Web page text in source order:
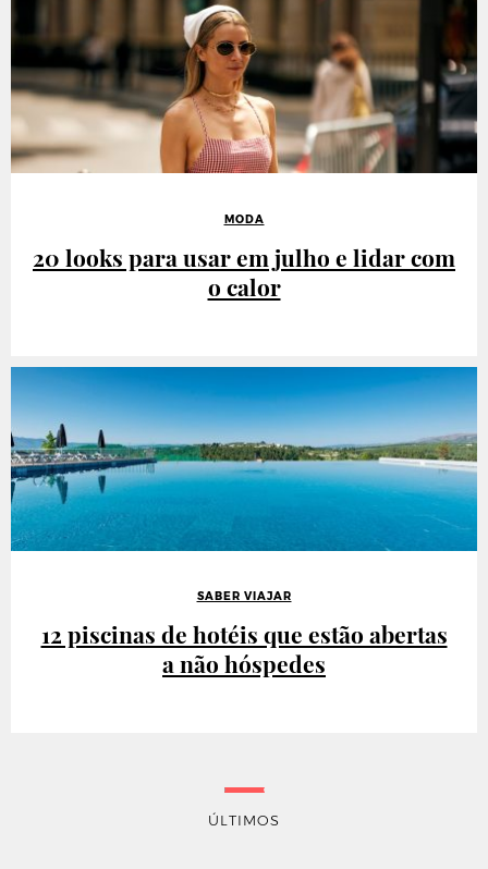
MODA
20 looks para usar em julho e lidar com
o calor
SABER VIAJAR
12 piscinas de hotéis que estão abertas
a não hóspedes
ÚLTIMOS